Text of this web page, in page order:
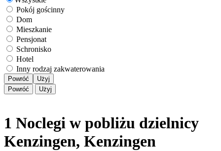
Pokój gościnny
Dom
Mieszkanie
Pensjonat
Schronisko
Hotel
Inny rodzaj zakwaterowania
Powróć
Użyj
Powróć
Użyj
1 Noclegi w pobliżu dzielnicy
Kenzingen, Kenzingen